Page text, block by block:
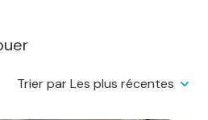
Trier par Les plus récentes